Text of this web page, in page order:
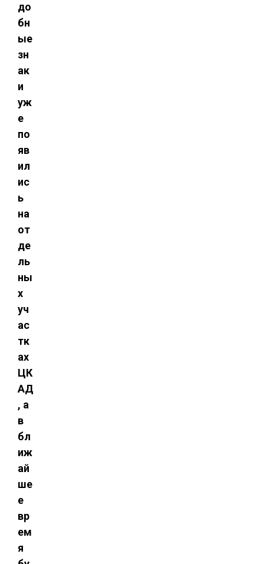
до
бн
ые
зн
ак
и
уж
е
по
яв
ил
ис
ь
на
от
де
ль
ны
х
уч
ас
тк
ах
ЦК
АД
, а
в
бл
иж
ай
ше
е
вр
ем
я